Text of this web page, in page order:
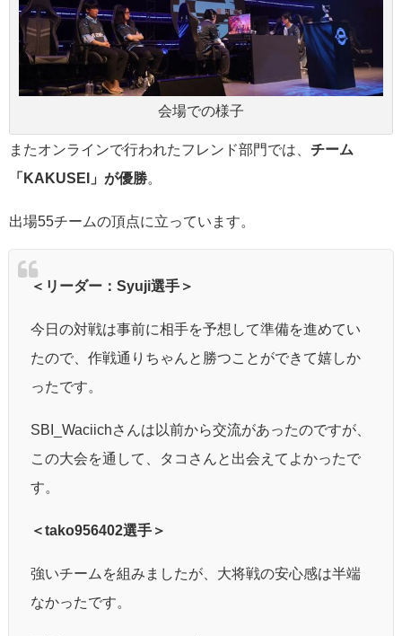
会場での様子
またオンラインで行われたフレンド部門では、 チーム
「KAKUSEI」が優勝
出場55チームの頂点に立っています。
＜リーダー：Syuji選手＞
今日の対戦は事前に相手を予想して準備を進めてい
たので、作戦通りちゃんと勝つことができて嬉しか
ったです。
SBI_Waciichさんは以前から交流があったのですが、
この大会を通して、タコさんと出会えてよかったで
す。
＜tako956402選手＞
強いチームを組みましたが、大将戦の安心感は半端
なかったです。